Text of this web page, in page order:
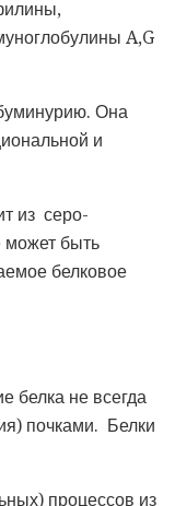
A,G
Она
и
из серо-
может быть
белковое
белка не всегда
почками. Белки
процессов из